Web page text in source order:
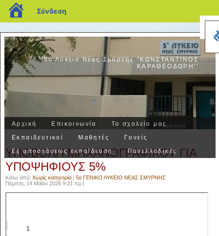
blogs.sch.gr
Σύνδεση
5ο Λύκειο Νέας Σμύρνης "ΚΩΝΣΤΑΝΤΙΝΟΣ
ΚΑΡΑΘΕΟΔΩΡΗ''
Αρχική Επικοινωνία
Το σχολείο μας
Εκπαιδευτικοί
Μαθητές
Γονείς
Εξ αποστάσεως εκπαίδευση
Πανελλαδικές
ΥΠΟΒΟΛΗ ΜΗΧΑΝΟΓΡΑΦΙΚΟΥ ΓΙΑ
ΥΠΟΨΗΦΙΟΥΣ 5%
Κάτω από: Χωρίς κατηγορία | 5ο ΓΕΝΙΚΟ ΛΥΚΕΙΟ ΝΕΑΣ ΣΜΥΡΝΗΣ
Πέμπτη, 14 Μαΐου 2026 9:21 πμ |